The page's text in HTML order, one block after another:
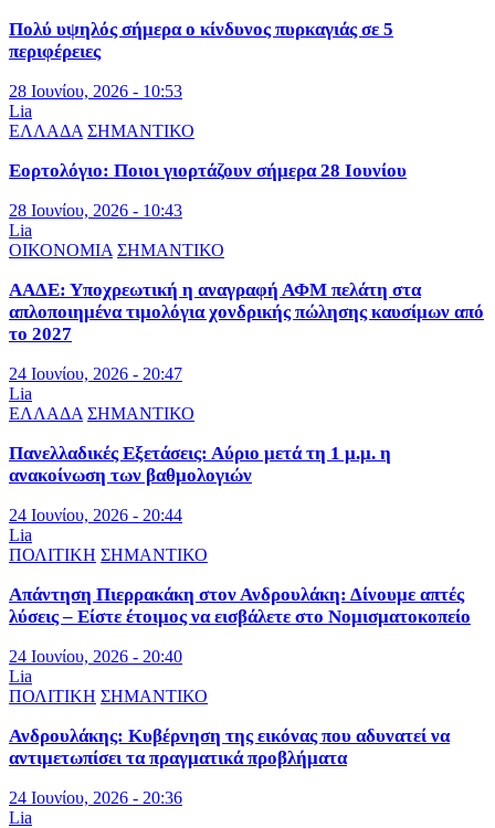
Πολύ υψηλός σήμερα ο κίνδυνος πυρκαγιάς σε 5
περιφέρειες
28 Ιουνίου, 2026 - 10:53
Lia
ΕΛΛΑΔΑ ΣΗΜΑΝΤΙΚΟ
Εορτολόγιο: Ποιοι γιορτάζουν σήμερα 28 Ιουνίου
28 Ιουνίου, 2026 - 10:43
Lia
ΟΙΚΟΝΟΜΙΑ ΣΗΜΑΝΤΙΚΟ
ΑΑΔΕ: Υποχρεωτική η αναγραφή ΑΦΜ πελάτη στα
απλοποιημένα τιμολόγια χονδρικής πώλησης καυσίμων από
το 2027
24 Ιουνίου, 2026 - 20:47
Lia
ΕΛΛΑΔΑ ΣΗΜΑΝΤΙΚΟ
Πανελλαδικές Εξετάσεις: Αύριο μετά τη 1 μ.μ. η
ανακοίνωση των βαθμολογιών
24 Ιουνίου, 2026 - 20:44
Lia
ΠΟΛΙΤΙΚΗ ΣΗΜΑΝΤΙΚΟ
Απάντηση Πιερρακάκη στον Ανδρουλάκη: Δίνουμε απτές
λύσεις – Είστε έτοιμος να εισβάλετε στο Νομισματοκοπείο
24 Ιουνίου, 2026 - 20:40
Lia
ΠΟΛΙΤΙΚΗ ΣΗΜΑΝΤΙΚΟ
Ανδρουλάκης: Κυβέρνηση της εικόνας που αδυνατεί να
αντιμετωπίσει τα πραγματικά προβλήματα
24 Ιουνίου, 2026 - 20:36
Lia